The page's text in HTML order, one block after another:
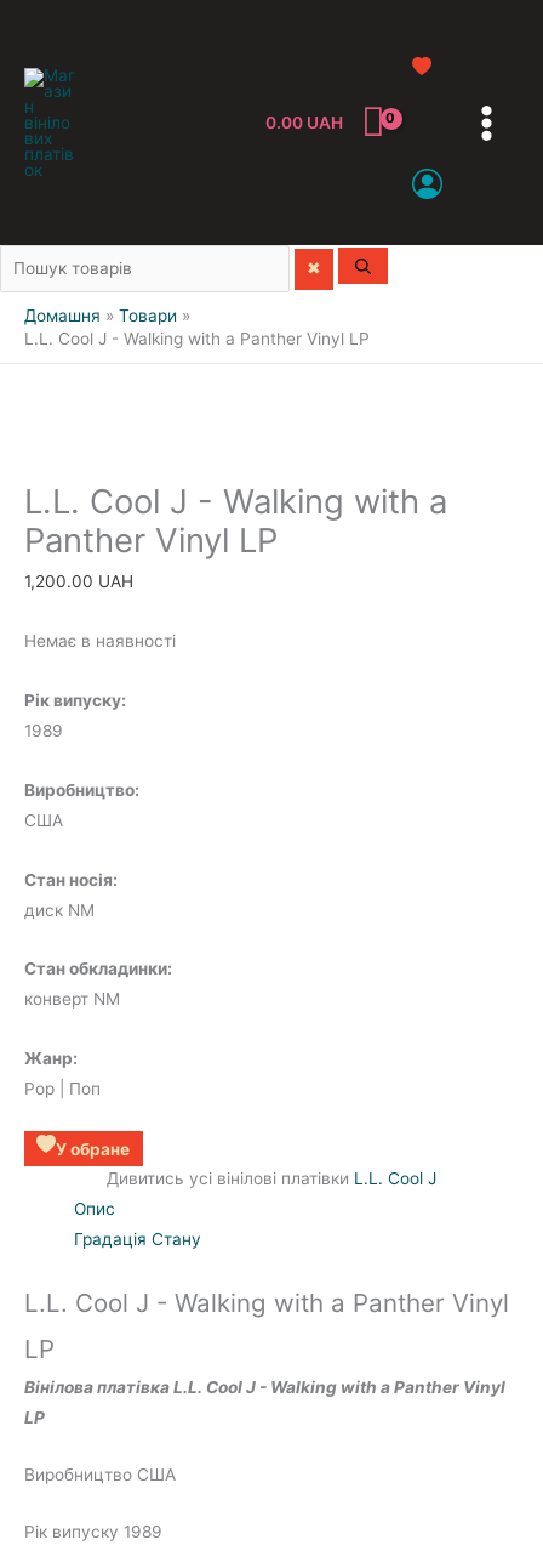
0.00 UAH
Домашня
Товари
L.L. Cool J - Walking with a Panther Vinyl LP
L.L. Cool J - Walking with a
Panther Vinyl LP
1,200.00 UAH
Немає в наявності
Рік випуску:
1989
Виробництво:
США
Стан носія:
диск NM
Стан обкладинки:
конверт NM
Жанр:
Pop | Поп
У обране
Дивитись усі вінілові платівки L.L. Cool J
Опис
Градація Стану
L.L. Cool J - Walking with a Panther Vinyl
LP
Вінілова платівка L.L. Cool J - Walking with a Panther Vinyl
LP
Виробництво США
Рік випуску 1989
Усі жанри
Classic
Soundtrack
Compilation